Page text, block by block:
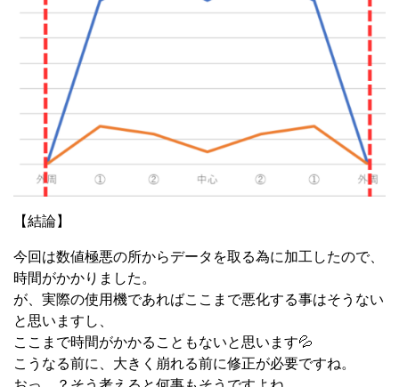
【結論】
今回は数値極悪の所からデータを取る為に加工したので、
時間がかかりました。
が、実際の使用機であればここまで悪化する事はそうない
と思いますし、
ここまで時間がかかることもないと思います💦
こうなる前に、大きく崩れる前に修正が必要ですね。